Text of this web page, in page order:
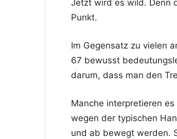
Jetzt wird es wild. Denn
Punkt.
Im Gegensatz zu vielen
67 bewusst
darum, dass man den
Manche interpretieren es
wegen der typischen
und ab bewegt werden.